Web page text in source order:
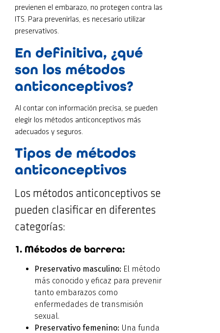
previenen el embarazo, no protegen contra las
ITS. Para prevenirlas, es necesario utilizar
preservativos.
En definitiva, ¿qué
son los métodos
anticonceptivos?
Al contar con información precisa, se pueden
elegir los métodos anticonceptivos más
adecuados y seguros.
Tipos de métodos
anticonceptivos
Los métodos anticonceptivos se
pueden clasificar en diferentes
categorías:
1. Métodos de barrera:
Preservativo masculino: El método
más conocido y eficaz para prevenir
tanto embarazos como
enfermedades de transmisión
sexual.
Preservativo femenino: Una funda